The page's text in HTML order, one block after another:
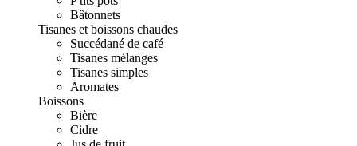
Bâtonnets
Tisanes et boissons chaudes
Succédané de café
Tisanes mélanges
Tisanes simples
Aromates
Boissons
Bière
Cidre